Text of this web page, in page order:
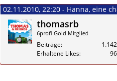
02.11.2010, 22:20 - Hanna, eine
thomasrb
6profi Gold Mitglied
Beiträge
1.142
Erhaltene Likes
96